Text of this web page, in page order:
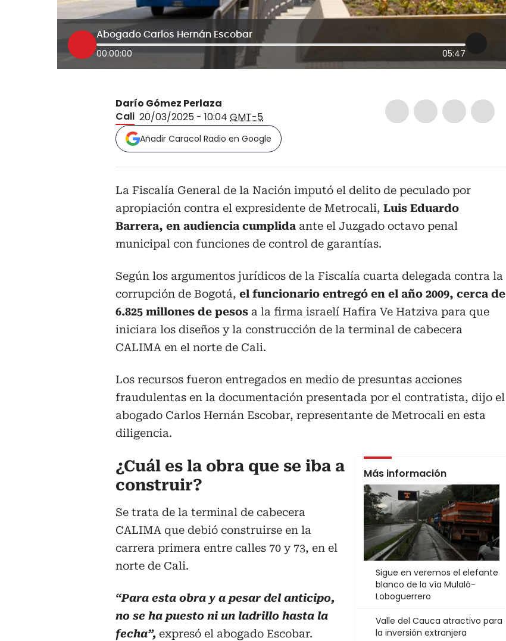
Abogado Carlos Hernán Escobar
00:00:00 05:47
Darío Gómez Perlaza
Cali 20/03/2025 - 10:04 GMT-5
Añadir Caracol Radio en Google
La Fiscalía General de la Nación imputó el delito de peculado por
apropiación contra el expresidente de Metrocali, Luis Eduardo
Barrera, en audiencia cumplida ante el Juzgado octavo penal
municipal con funciones de control de garantías.
Según los argumentos jurídicos de la Fiscalía cuarta delegada contra la
corrupción de Bogotá, el funcionario entregó en el año 2009, cerca de
6.825 millones de pesos a la firma israelí Hafira Ve Hatziva para que
iniciara los diseños y la construcción de la terminal de cabecera
CALIMA en el norte de Cali.
Los recursos fueron entregados en medio de presuntas acciones
fraudulentas en la documentación presentada por el contratista, dijo el
abogado Carlos Hernán Escobar, representante de Metrocali en esta
diligencia.
Más información
Sigue en veremos el elefante
blanco de la vía Mulaló-
Loboguerrero
Valle del Cauca atractivo para
la inversión extranjera
¿Cuál es la obra que se iba a
construir?
Se trata de la terminal de cabecera
CALIMA que debió construirse en la
carrera primera entre calles 70 y 73, en el
norte de Cali.
“Para esta obra y a pesar del anticipo,
no se ha puesto ni un ladrillo hasta la
fecha”, expresó el abogado Escobar.